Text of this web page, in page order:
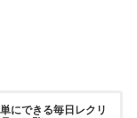
にできる毎日レクリ